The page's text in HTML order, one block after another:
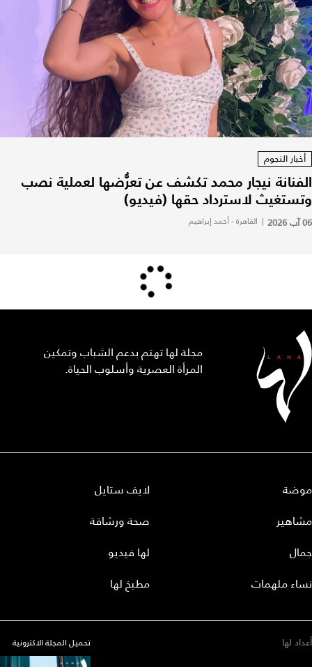
أخبار النجوم
الفنانة نيجار محمد تكشف عن تعرُّضها لعملية نصب
وتستغيث لاسترداد حقها (فيديو)
06 آب 2026 | القاهرة - أحمد إبراهيم
مجلة لها تهتم بدعم الشباب وتمكين
المرأة العصرية وأسلوب الحياة.
موضة
مشاهير
جمال
نساء ملهمات
لايف ستايل
صحة ورشاقة
لها فيديو
مطبخ لها
أعداد لها
تحميل المجلة الاكترونية